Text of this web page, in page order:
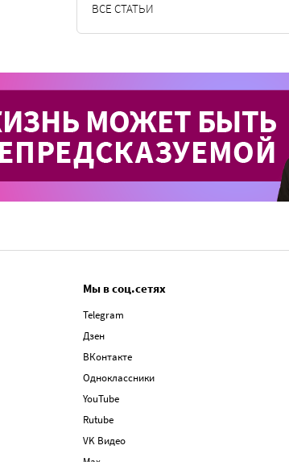
ВСЕ СТАТЬИ
Мы в соц.сетях
Telegram
Дзен
ВКонтакте
Одноклассники
YouTube
Rutube
VK Видео